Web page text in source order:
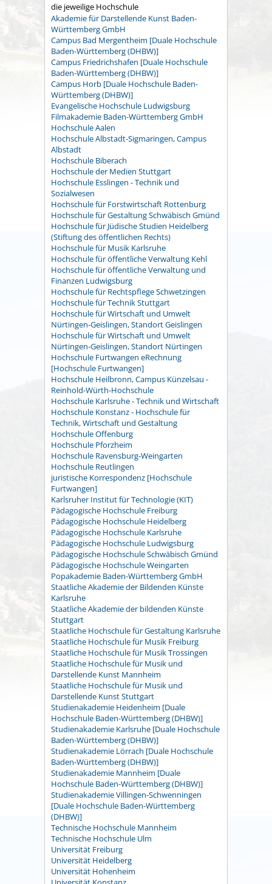
die jeweilige Hochschule
Akademie für Darstellende Kunst Baden-
Württemberg GmbH
Campus Bad Mergentheim [Duale Hochschule
Baden-Württemberg (DHBW)]
Campus Friedrichshafen [Duale Hochschule
Baden-Württemberg (DHBW)]
Campus Horb [Duale Hochschule Baden-
Württemberg (DHBW)]
Evangelische Hochschule Ludwigsburg
Filmakademie Baden-Württemberg GmbH
Hochschule Aalen
Hochschule Albstadt-Sigmaringen, Campus
Albstadt
Hochschule Biberach
Hochschule der Medien Stuttgart
Hochschule Esslingen - Technik und
Sozialwesen
Hochschule für Forstwirtschaft Rottenburg
Hochschule für Gestaltung Schwäbisch Gmünd
Hochschule für Jüdische Studien Heidelberg
(Stiftung des öffentlichen Rechts)
Hochschule für Musik Karlsruhe
Hochschule für öffentliche Verwaltung Kehl
Hochschule für öffentliche Verwaltung und
Finanzen Ludwigsburg
Hochschule für Rechtspflege Schwetzingen
Hochschule für Technik Stuttgart
Hochschule für Wirtschaft und Umwelt
Nürtingen-Geislingen, Standort Geislingen
Hochschule für Wirtschaft und Umwelt
Nürtingen-Geislingen, Standort Nürtingen
Hochschule Furtwangen eRechnung
[Hochschule Furtwangen]
Hochschule Heilbronn, Campus Künzelsau -
Reinhold-Würth-Hochschule
Hochschule Karlsruhe - Technik und Wirtschaft
Hochschule Konstanz - Hochschule für
Technik, Wirtschaft und Gestaltung
Hochschule Offenburg
Hochschule Pforzheim
Hochschule Ravensburg-Weingarten
Hochschule Reutlingen
juristische Korrespondenz [Hochschule
Furtwangen]
Karlsruher Institut für Technologie (KIT)
Pädagogische Hochschule Freiburg
Pädagogische Hochschule Heidelberg
Pädagogische Hochschule Karlsruhe
Pädagogische Hochschule Ludwigsburg
Pädagogische Hochschule Schwäbisch Gmünd
Pädagogische Hochschule Weingarten
Popakademie Baden-Württemberg GmbH
Staatliche Akademie der Bildenden Künste
Karlsruhe
Staatliche Akademie der bildenden Künste
Stuttgart
Staatliche Hochschule für Gestaltung Karlsruhe
Staatliche Hochschule für Musik Freiburg
Staatliche Hochschule für Musik Trossingen
Staatliche Hochschule für Musik und
Darstellende Kunst Mannheim
Staatliche Hochschule für Musik und
Darstellende Kunst Stuttgart
Studienakademie Heidenheim [Duale
Hochschule Baden-Württemberg (DHBW)]
Studienakademie Karlsruhe [Duale Hochschule
Baden-Württemberg (DHBW)]
Studienakademie Lörrach [Duale Hochschule
Baden-Württemberg (DHBW)]
Studienakademie Mannheim [Duale
Hochschule Baden-Württemberg (DHBW)]
Studienakademie Villingen-Schwenningen
[Duale Hochschule Baden-Württemberg
(DHBW)]
Technische Hochschule Mannheim
Technische Hochschule Ulm
Universität Freiburg
Universität Heidelberg
Universität Hohenheim